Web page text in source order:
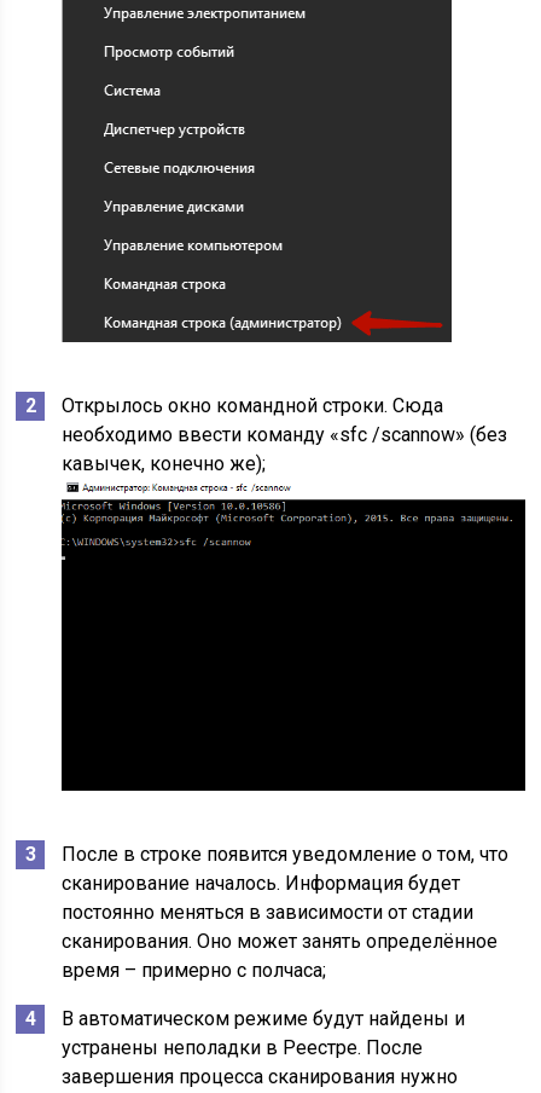
Открылось окно командной строки. Сюда
необходимо ввести команду «sfc /scannow» (без
кавычек, конечно же);
После в строке появится уведомление о том, что
сканирование началось. Информация будет
постоянно меняться в зависимости от стадии
сканирования. Оно может занять определённое
время – примерно с полчаса;
В автоматическом режиме будут найдены и
устранены неполадки в Реестре. После
завершения процесса сканирования нужно